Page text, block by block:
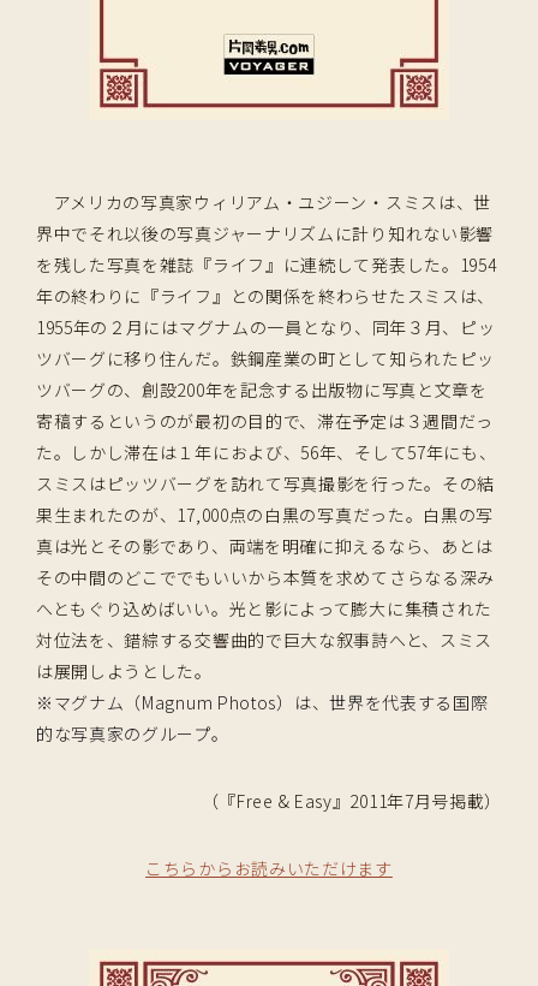
アメリカの写真家ウィリアム・ユジーン・スミスは、世
界中でそれ以後の写真ジャーナリズムに計り知れない影響
を残した写真を雑誌『ライフ』に連続して発表した。1954
年の終わりに『ライフ』との関係を終わらせたスミスは、
1955年の２月にはマグナムの一員となり、同年３月、ピッ
ツバーグに移り住んだ。鉄鋼産業の町として知られたピッ
ツバーグの、創設200年を記念する出版物に写真と文章を
寄稿するというのが最初の目的で、滞在予定は３週間だっ
た。しかし滞在は１年におよび、56年、そして57年にも、
スミスはピッツバーグを訪れて写真撮影を行った。その結
果生まれたのが、17,000点の白黒の写真だった。白黒の写
真は光とその影であり、両端を明確に抑えるなら、あとは
その中間のどこででもいいから本質を求めてさらなる深み
へともぐり込めばいい。光と影によって膨大に集積された
対位法を、錯綜する交響曲的で巨大な叙事詩へと、スミス
は展開しようとした。
※マグナム（Magnum Photos）は、世界を代表する国際
的な写真家のグループ。
（『Free & Easy』2011年7月号掲載）
こちらからお読みいただけます